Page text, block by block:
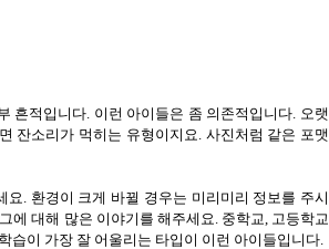
흔적입니다. 이런 아이들은 좀 의존적입니다. 오랫
잔소리가 먹히는 유형이지요. 사진처럼 같은 포맷
. 환경이 크게 바뀔 경우는 미리미리 정보를 주시
에 대해 많은 이야기를 해주세요. 중학교, 고등학교
습이 가장 잘 어울리는 타입이 이런 아이들입니다.